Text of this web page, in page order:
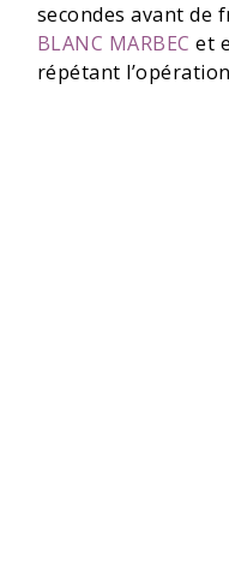
secondes avant de
BLANC MARBEC et
répétant